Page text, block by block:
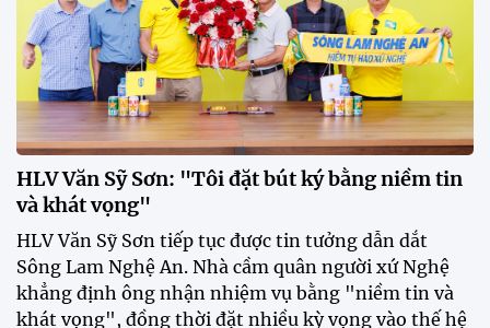
sẵn sàng chinh phục ASIAD
2026
15:34 28/07/2026
Đội tuyển Việt Nam được tiếp
thêm sức mạnh trước trận gặp
Singapore
Mở bán vé trực tiếp trận sân
nhà đầu tiên của ĐT Việt Nam